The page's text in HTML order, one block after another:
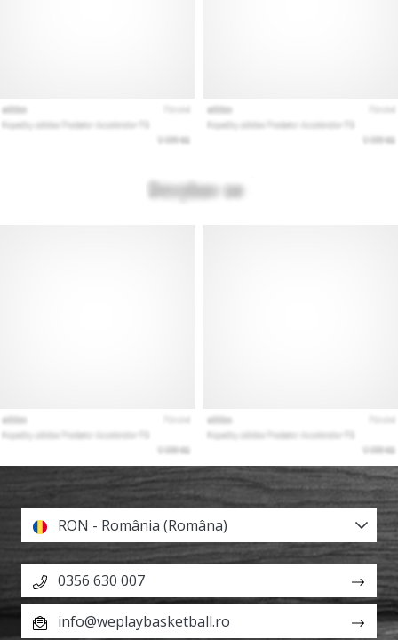
RON - România (Româna)
0356 630 007
info@weplaybasketball.ro